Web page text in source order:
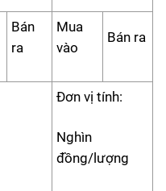
Bán
ra
Mua
vào
Bán ra
Đơn vị tính:
Nghìn
đồng/lượng